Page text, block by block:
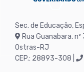
Sec. de Educação,
Rua Guanabara,
Ostras-RJ
CEP.: 28893-308 |